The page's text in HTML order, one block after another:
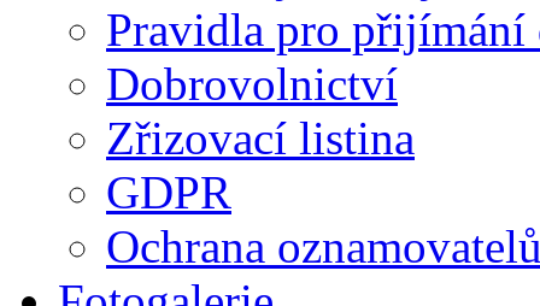
Pravidla pro přijímání
Dobrovolnictví
Zřizovací listina
GDPR
Ochrana